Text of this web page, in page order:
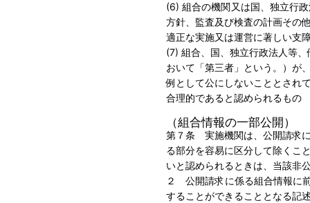
(6) 組合の機関又は国、独立行
方針、監査及び検査の計画その
適正な実施又は運営に著しい支
(7) 組合、国、独立行政法人等
おいて「第三者」という。）が
例として公にしないこととされ
合理的であると認められるもの
（組合情報の一部公開）
第７条 実施機関は、公開請求
る部分を容易に区分して除くこ
いと認められるときは、当該非
２ 公開請求に係る組合情報に
することができることとなる記